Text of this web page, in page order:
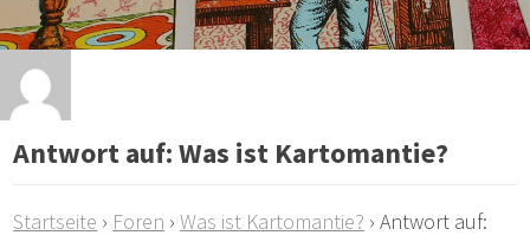
Antwort auf: Was ist Kartomantie?
Startseite › Foren › Was ist Kartomantie? › Antwort auf: